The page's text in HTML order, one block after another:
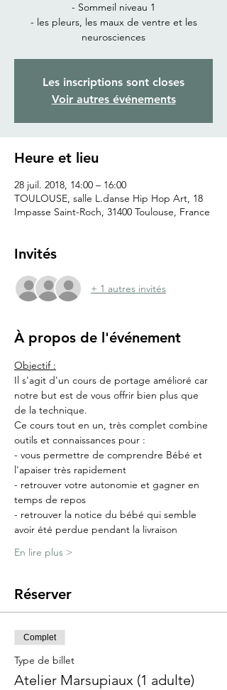
- Sommeil niveau 1
- les pleurs, les maux de ventre et les
neurosciences
Les inscriptions sont closes
Voir autres événements
Heure et lieu
28 juil. 2018, 14:00 – 16:00
TOULOUSE, salle L.danse Hip Hop Art, 18
Impasse Saint-Roch, 31400 Toulouse, France
Invités
+ 1 autres invités
À propos de l'événement
Objectif :
Il s'agit d'un cours de portage amélioré car
notre but est de vous offrir bien plus que
de la technique.
Ce cours tout en un, très complet combine
outils et connaissances pour :
- vous permettre de comprendre Bébé et
l'apaiser très rapidement
- retrouver votre autonomie et gagner en
temps de repos
- retrouver la notice du bébé qui semble
avoir été perdue pendant la livraison
En lire plus >
Réserver
Complet
Type de billet
Atelier Marsupiaux (1 adulte)